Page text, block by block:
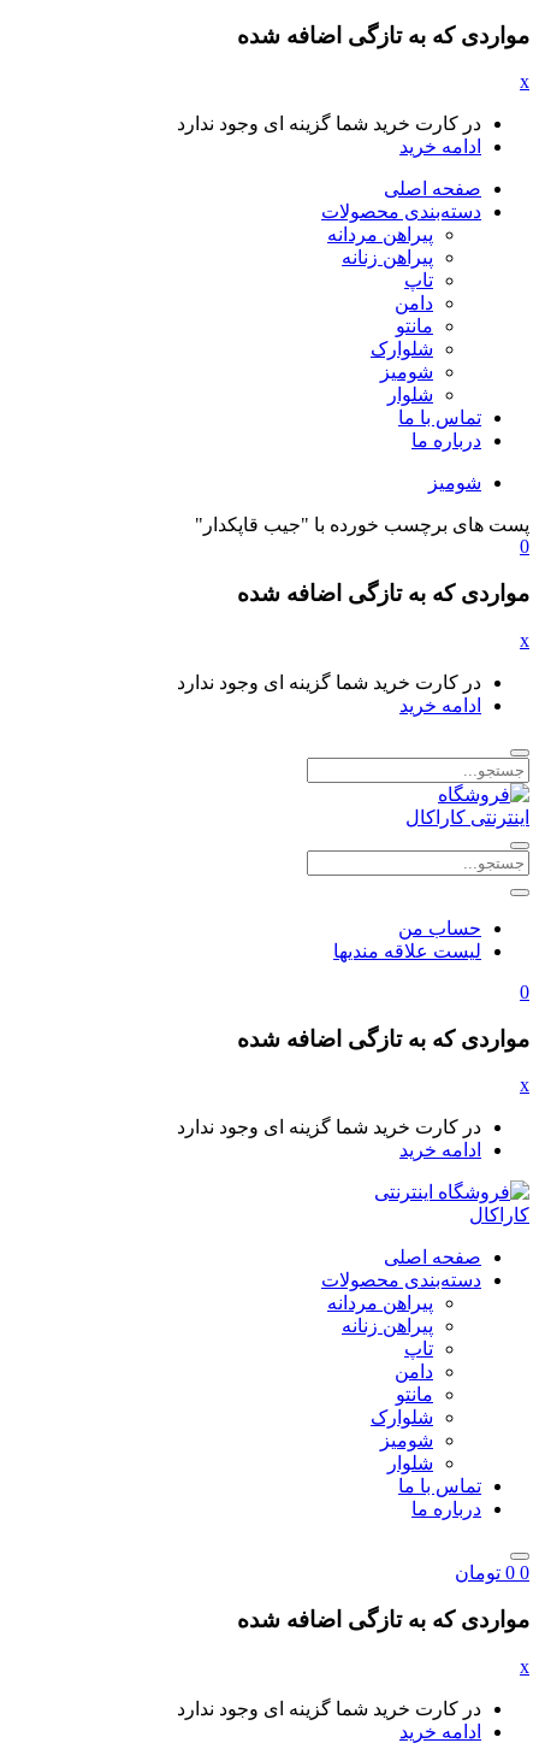
مواردی که به تازگی اضافه شده
x
در کارت خرید شما گزینه ای وجود ندارد
ادامه خرید
صفحه اصلی
دسته‌بندی محصولات
پیراهن مردانه
پیراهن زنانه
تاپ
دامن
مانتو
شلوارک
شومیز
شلوار
تماس با ما
درباره ما
شومیز
پست های برچسب خورده با "جیب قاپکدار"
0
مواردی که به تازگی اضافه شده
x
در کارت خرید شما گزینه ای وجود ندارد
ادامه خرید
حساب من
لیست علاقه مندیها
0
مواردی که به تازگی اضافه شده
x
در کارت خرید شما گزینه ای وجود ندارد
ادامه خرید
صفحه اصلی
دسته‌بندی محصولات
پیراهن مردانه
پیراهن زنانه
تاپ
دامن
مانتو
شلوارک
شومیز
شلوار
تماس با ما
درباره ما
0
0 تومان
مواردی که به تازگی اضافه شده
x
در کارت خرید شما گزینه ای وجود ندارد
ادامه خرید